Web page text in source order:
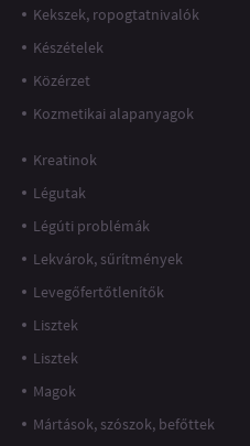
Kekszek, ropogtatnivalók
Készételek
Közérzet
Kozmetikai alapanyagok
Kreatinok
Légutak
Légúti problémák
Lekvárok, sűrítmények
Levegőfertőtlenítők
Lisztek
Lisztek
Magok
Mártások, szószok, befőttek